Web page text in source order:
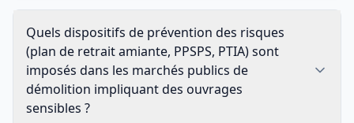
Quels dispositifs de prévention des risques
(plan de retrait amiante, PPSPS, PTIA) sont
imposés dans les marchés publics de
démolition impliquant des ouvrages
sensibles ?